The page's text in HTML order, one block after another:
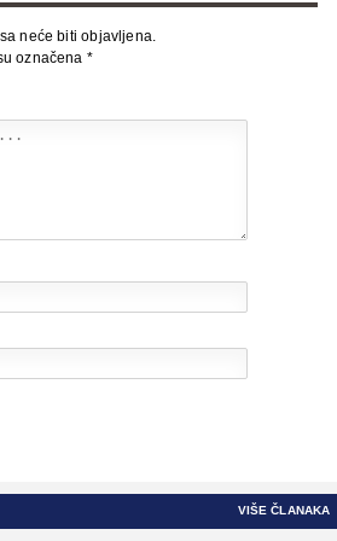
neće biti objavljena.
označena *
VIŠE ČLANAKA